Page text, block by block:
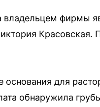
владельцем фирмы
Красовская.
основания для
обнаружила